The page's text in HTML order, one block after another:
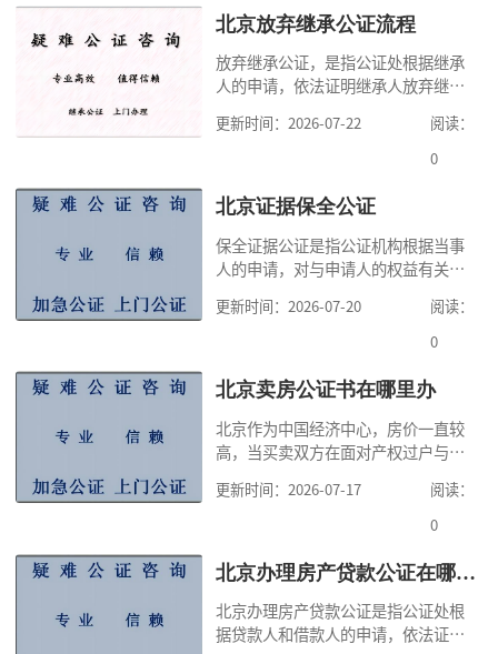
讼中具有法定的证据效力，可直接作
为证据认定案件事实，除非有相反证
据足以推翻。今天公证咨询要告诉大
家的是，在北
北京放弃继承公证流程
放弃继承公证，是指公证处根据继承
人的申请，依法证明继承人放弃继承
明活动。这种公证，是在被继承人去
世后开始。该种放弃一经达到其他继
承的当事人，可以提交经公证的放弃
到公证处配合其他继承人办理继承公
证了。这里有
更新时间：2026-07-22
阅读：
0
北京证据保全公证
保全证据公证是指公证机构根据当事
人的申请，对与申请人的权益有关
采取一定的措施，先行予以收集、固
定并进行保管以保持其真实性和证明
与案件有关的证据被侵权人删除，有
这里提醒大家一点，虽然公证
更新时间：2026-07-20
阅读：
0
北京卖房公证书在哪里办
北京作为中国经济中心，房价一直较
高，当买卖双方在面对产权过户与房
时，经过权衡利弊后，很多人选择公
证方式完善交易合同，规避交易风
卖房公证，主要公证房屋买卖合同，
也就是证明买卖双方签订房屋买卖合
同行为的真实性与合法性。北京办理
卖房委托书公证费
更新时间：2026-07-17
阅读：
0
北京办理房产贷款公证在哪里办理
北京办理房产贷款公证是指公证处根
据贷款人和借款人的申请，依法证明